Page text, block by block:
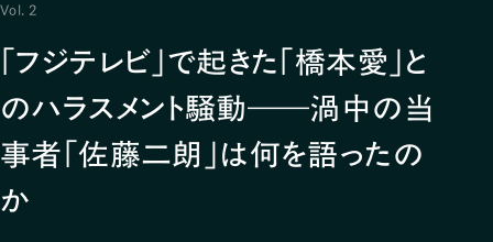
Vol. 2
「フジテレビ」で起きた「橋本愛」と
のハラスメント騒動――渦中の当
事者「佐藤二朗」は何を語ったの
か